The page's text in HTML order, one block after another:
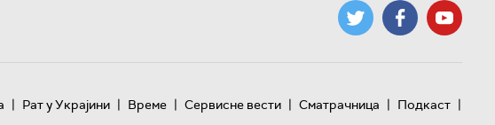
| Рат у Украјини | Време | Сервисне вести | Сматрачница | Подкаст |